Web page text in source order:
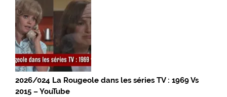
2026/024 La Rougeole dans les séries TV : 1969 Vs
2015 – YouTube